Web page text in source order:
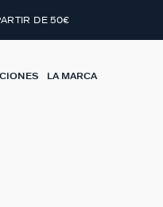
DE 50€
LA MARCA